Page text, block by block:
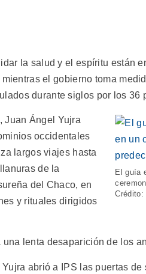
la salud y el espíritu están
el gobierno toma
durante siglos por los 36
El guía
Crédito:
Juan Ángel Yujra
occidentales
largos viajes hasta
de la
del Chaco, en
y rituales dirigidos
lenta desaparición de los
abrió a IPS las puertas